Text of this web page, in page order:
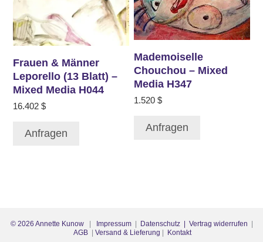
Frauen & Männer
Leporello (13 Blatt) –
Mixed Media H044
16.402 $
Anfragen
Mademoiselle
Chouchou – Mixed
Media H347
1.520$
Anfragen
© 2026 Annette Kunow Impressum| Datenschutz | Vertrag widerrufen
AGB
Versand & Lieferung Kontakt